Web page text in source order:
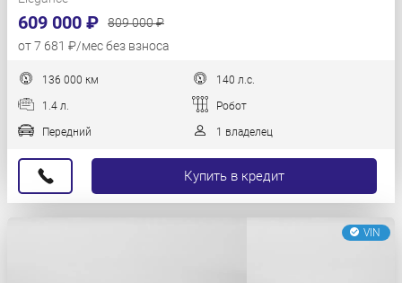
609 000 ₽
809 000 ₽
от 7 681 ₽/мес без взноса
136 000 км 140 л.с.
1.4 л. Робот
Передний 1 владелец
Купить в кредит
VIN